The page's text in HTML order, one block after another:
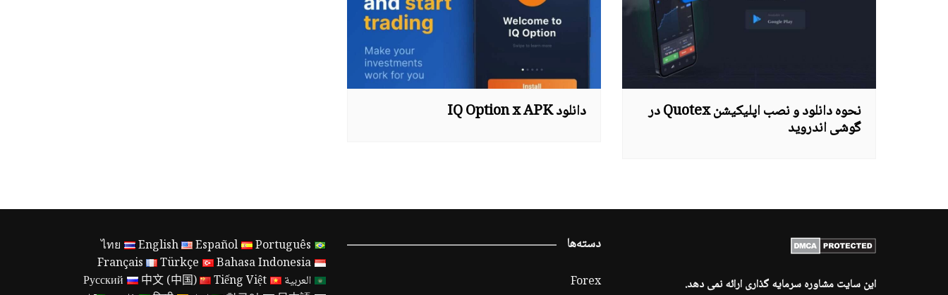
نحوه دانلود و نصب اپلیکیشن Quotex در
گوشی اندروید
دانلود IQ Option x APK
این سایت مشاوره سرمایه گذاری ارائه نمی دهد.
دسته‌ها
Forex
Português
Español
English
ไทย
Bahasa Indonesia
Türkçe
Français
العربية
Tiếng Việt
中文 (中国)
Русский